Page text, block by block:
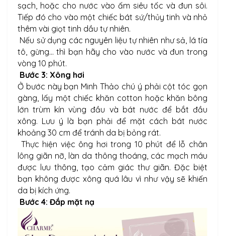
sạch, hoặc cho nước vào ấm siêu tốc và đun sôi.
Tiếp đó cho vào một chiếc bát sứ/thủy tinh và nhỏ
thêm vài giọt tinh dầu tự nhiên.
Nếu sử dụng các nguyên liệu tự nhiên như sả, lá tía
tô, gừng… thì bạn hãy cho vào nước và đun trong
vòng 10 phút.
Bước 3: Xông hơi
Ở bước này bạn Minh Thảo chú ý phải cột tóc gọn
gàng, lấy một chiếc khăn cotton hoặc khăn bông
lớn trùm kín vùng đầu và bát nước để bắt đầu
xông. Lưu ý là bạn phải để mặt cách bát nước
khoảng 30 cm để tránh da bị bỏng rát.
Thực hiện việc ông hơi trong 10 phút để lỗ chân
lông giãn nỡ, làn da thông thoáng, các mạch máu
được lưu thông, tạo cảm giác thư giãn. Đặc biệt
bạn không được xông quá lâu vì như vậy sẽ khiến
da bị kích ứng.
Bước 4: Đắp mặt nạ